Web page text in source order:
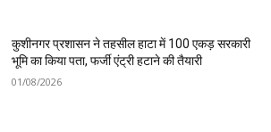
कुशीनगर प्रशासन ने तहसील हाटा में 100 एकड़ सरकारी
भूमि का किया पता, फर्जी एंट्री हटाने की तैयारी
01/08/2026